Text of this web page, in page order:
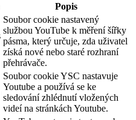
Popis
Soubor cookie nastavený
službou YouTube k měření šířky
pásma, který určuje, zda uživatel
získá nové nebo staré rozhraní
přehrávače.
Soubor cookie YSC nastavuje
Youtube a používá se ke
sledování zhlédnutí vložených
videí na stránkách Youtube.